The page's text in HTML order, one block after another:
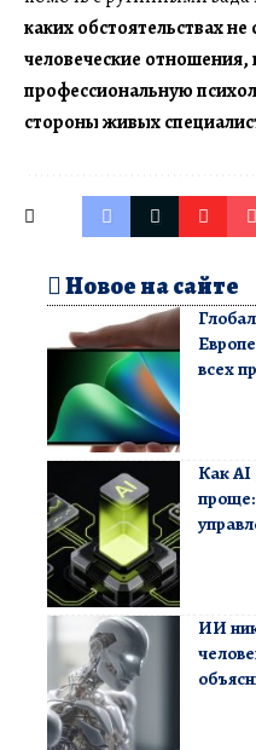
каких обстоятельствах
человеческие
профессиональную
стороны живых
Новое на сайте
всех
Как AI
ИИ